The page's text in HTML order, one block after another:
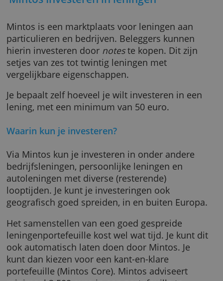
Mintos Investeren in leningen
Mintos is een marktplaats voor leningen aan
particulieren en bedrijven. Beleggers kunnen
hierin investeren doornoteste kopen. Dit
setjes van zes tot twintig leningen met
Je bepaalt zelf hoeveel je wilt investeren in
lening, met een minimum van 50 euro.
Waarin kun je investeren?
bedrijfsleningen, persoonlijke leningen en
autoleningen met diverse (resterende)
looptijden. Je kunt je investeringen ook
geografisch goed spreiden, in en buiten